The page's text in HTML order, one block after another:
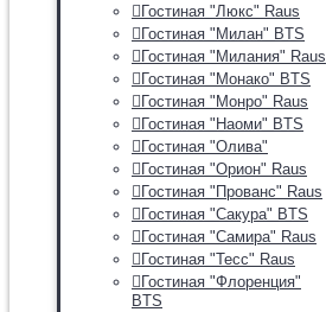
Гостиная "Люкс" Raus
Гостиная "Милан" BTS
Гостиная "Милания" Raus
Гостиная "Монако" BTS
Гостиная "Монро" Raus
Гостиная "Наоми" BTS
Гостиная "Олива"
Гостиная "Орион" Raus
Гостиная "Прованс" Raus
Гостиная "Сакура" BTS
Гостиная "Самира" Raus
Гостиная "Тесс" Raus
Гостиная "Флоренция"
BTS